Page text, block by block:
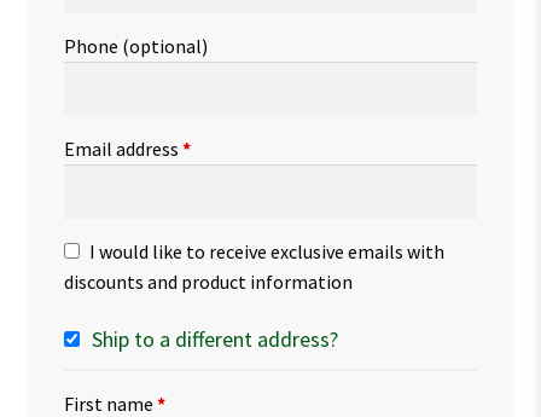
Phone (optional)
Email address *
I would like to receive exclusive emails with
discounts and product information
Ship to a different address?
First name *